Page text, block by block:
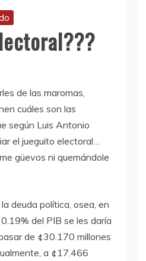
de las maromas,
cuáles son las
según Luis Antonio
el jueguito electoral…
güevos ni quemándole
deuda política, osea, en
del PIB se les daría
de ¢30.170 millones
a ¢17.466